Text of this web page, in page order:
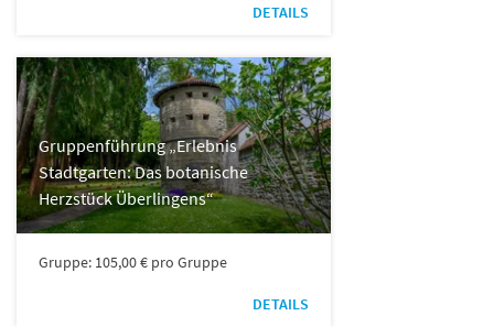
DETAILS
Gruppenführung „Erlebnis
Stadtgarten: Das botanische
Herzstück Überlingens“
Gruppe: 105,00 € pro Gruppe
DETAILS